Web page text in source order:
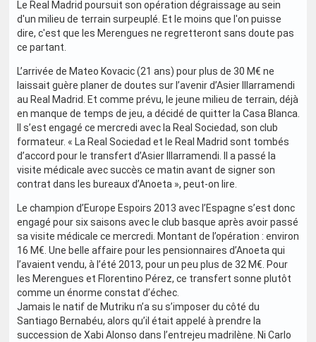
Le Real Madrid poursuit son opération dégraissage au sein
d'un milieu de terrain surpeuplé. Et le moins que l'on puisse
dire, c'est que les Merengues ne regretteront sans doute pas
ce partant.
L’arrivée de Mateo Kovacic (21 ans) pour plus de 30 M€ ne
laissait guère planer de doutes sur l’avenir d’Asier Illarramendi
au Real Madrid. Et comme prévu, le jeune milieu de terrain, déjà
en manque de temps de jeu, a décidé de quitter la Casa Blanca.
Il s’est engagé ce mercredi avec la Real Sociedad, son club
formateur. « La Real Sociedad et le Real Madrid sont tombés
d’accord pour le transfert d’Asier Illarramendi. Il a passé la
visite médicale avec succès ce matin avant de signer son
contrat dans les bureaux d’Anoeta », peut-on lire.
Le champion d’Europe Espoirs 2013 avec l’Espagne s’est donc
engagé pour six saisons avec le club basque après avoir passé
sa visite médicale ce mercredi. Montant de l’opération : environ
16 M€. Une belle affaire pour les pensionnaires d’Anoeta qui
l’avaient vendu, à l’été 2013, pour un peu plus de 32 M€. Pour
les Merengues et Florentino Pérez, ce transfert sonne plutôt
comme un énorme constat d’échec.
Jamais le natif de Mutriku n’a su s’imposer du côté du
Santiago Bernabéu, alors qu’il était appelé à prendre la
succession de Xabi Alonso dans l’entrejeu madrilène. Ni Carlo